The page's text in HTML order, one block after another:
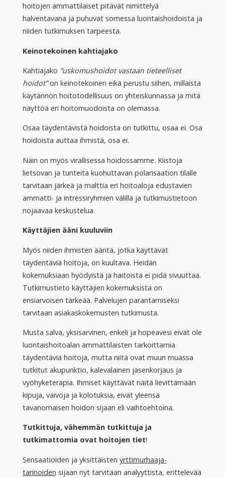
hoitojen ammattilaiset pitävät nimittelyä
halventavana ja puhuvat somessa luontaishoidoista ja
niiden tutkimuksen tarpeesta.
Keinotekoinen kahtiajako
Kahtiajako ”uskomushoidot vastaan tieteelliset
hoidot”on keinotekoinen eikä perustu siihen, millaista
käytännön hoitotodellisuus on yhteiskunnassa ja mitä
näyttöä eri hoitomuodoista on olemassa.
Osaa täydentävistä hoidoista on tutkittu, osaa ei. Osa
hoidoista auttaa ihmistä, osa ei.
Näin on myös virallisessa hoidossamme. Kiistoja
lietsovan ja tunteita kuohuttavan polarisaation tilalle
tarvitaan järkeä ja malttia eri hoitoaloja edustavien
ammatti- ja intressiryhmien välillä ja tutkimustietoon
nojaavaa keskustelua.
Käyttäjien ääni kuuluviin
Myös niiden ihmisten ääntä, jotka käyttävät
täydentäviä hoitoja, on kuultava. Heidän
kokemuksiaan hyödyistä ja haitoista ei pidä sivuuttaa.
Tutkimustieto käyttäjien kokemuksista on
ensiarvoisen tärkeää. Palvelujen parantamiseksi
tarvitaan asiakaskokemusten tutkimusta.
Musta salva, yksisarvinen, enkeli ja hopeavesi eivät ole
luontaishoitoalan ammattilaisten tarkoittamia
täydentäviä hoitoja, mutta niitä ovat muun muassa
tutkitut akupunktio, kalevalainen jäsenkorjaus ja
vyöhyketerapia. Ihmiset käyttävät näitä lievittämään
kipuja, vaivoja ja kolotuksia, eivät yleensä
tavanomaisen hoidon sijaan eli vaihtoehtoina.
Tutkittuja, vähemmän tutkittuja ja
tutkimattomia ovat hoitojen tiet!
Sensaatioiden ja yksittäisten yrttimurhaaja-
tarinoiden sijaan nyt tarvitaan analyyttista, erittelevää